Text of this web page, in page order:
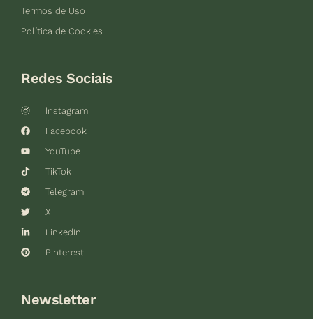
Termos de Uso
Política de Cookies
Redes Sociais
Instagram
Facebook
YouTube
TikTok
Telegram
X
LinkedIn
Pinterest
Newsletter